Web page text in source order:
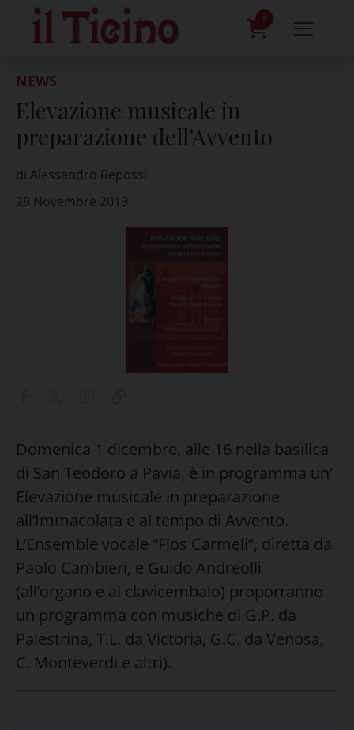
content
0
NEWS
Elevazione musicale in
preparazione dell’Avvento
di Alessandro Repossi
28 Novembre 2019
Domenica 1 dicembre, alle 16 nella basilica
di San Teodoro a Pavia, è in programma un’
Elevazione musicale in preparazione
all’Immacolata e al tempo di Avvento.
L’Ensemble vocale “Flos Carmeli”, diretta da
Paolo Cambieri, e Guido Andreolli
(all’organo e al clavicembalo) proporranno
un programma con musiche di G.P. da
Palestrina, T.L. da Victoria, G.C. da Venosa,
C. Monteverdi e altri).